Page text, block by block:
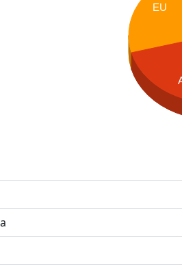
EU